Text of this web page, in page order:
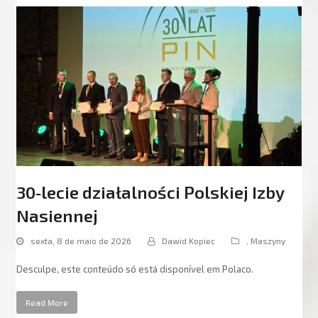
30‑lecie działalności Polskiej Izby
Nasiennej
sexta, 8 de maio de 2026 Dawid Kopiec Maszyny
Desculpe, este conteúdo só está disponível em Polaco.
Read More